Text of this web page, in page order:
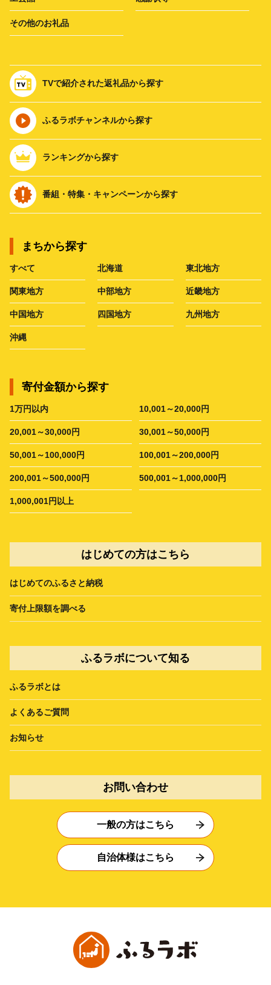
その他のお礼品
TVで紹介された返礼品から探す
ふるラボチャンネルから探す
ランキングから探す
番組・特集・キャンペーンから探す
まちから探す
すべて 北海道 東北地方
関東地方 中部地方 近畿地方
中国地方 四国地方 九州地方
沖縄
寄付金額から探す
1万円以内 10,001～20,000円
20,001～30,000円 30,001～50,000円
50,001～100,000円 100,001～200,000円
200,001～500,000円 500,001～1,000,000円
1,000,001円以上
はじめての方はこちら
はじめてのふるさと納税
寄付上限額を調べる
ふるラボについて知る
ふるラボとは
よくあるご質問
お知らせ
お問い合わせ
一般の方はこちら
自治体様はこちら